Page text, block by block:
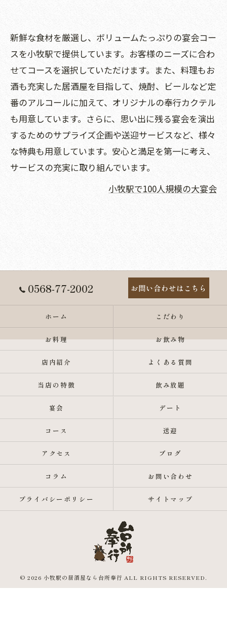
新鮮な食材を厳選し、ボリュームたっぷりの宴会コー
スを小牧駅で提供しています。お客様のニーズに合わ
せてコースを選択していただけます。また、料理もお
酒も充実した居酒屋を目指して、焼酎、ビールなど定
番のアルコールに加えて、オリジナルの奉行カクテル
も用意しています。さらに、思い出に残る宴会を演出
するためのサプライズ企画や送迎サービスなど、様々
な特典も用意しています。安心と満足を第一に考え、
サービスの充実に取り組んでいます。
小牧駅で100人規模の大宴会
0568-77-2002 お問い合わせはこちら
ホーム こだわり
お料理 お飲み物
店内紹介 よくある質問
当店の特徴 飲み放題
宴会 デート
コース 送迎
アクセス ブログ
コラム お問い合わせ
プライバシーポリシー サイトマップ
© 2026 小牧駅の居酒屋なら台所奉行 ALL RIGHTS RESERVED.